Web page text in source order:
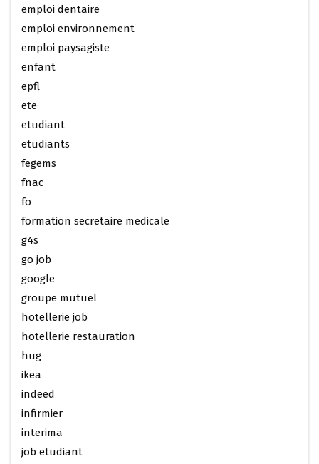
emploi dentaire
emploi environnement
emploi paysagiste
enfant
epfl
ete
etudiant
etudiants
fegems
fnac
fo
formation secretaire medicale
g4s
go job
google
groupe mutuel
hotellerie job
hotellerie restauration
hug
ikea
indeed
infirmier
interima
job etudiant